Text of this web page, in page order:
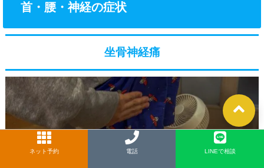
LINE
首・腰・神経の症状
坐骨神経痛
ネット予約 電話 LINEで相談